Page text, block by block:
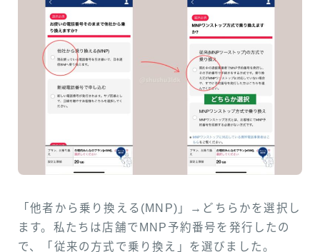
「他者から乗り換える(MNP)」→どちらかを選択し
ます。私たちは店舗でMNP予約番号を発行したの
で、「従来の方式で乗り換え」を選びました。